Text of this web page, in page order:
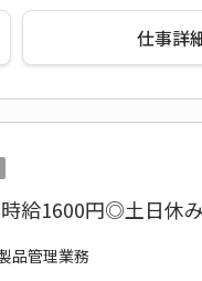
仕事詳
給1600円◎土日休
品管理業務